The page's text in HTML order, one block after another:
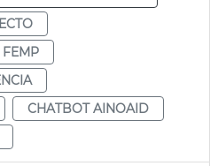
FEMP
CHATBOT AINOAID